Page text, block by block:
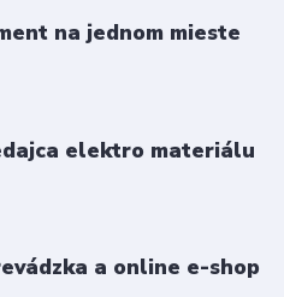
na jednom mieste
elektro materiálu
a online e-shop